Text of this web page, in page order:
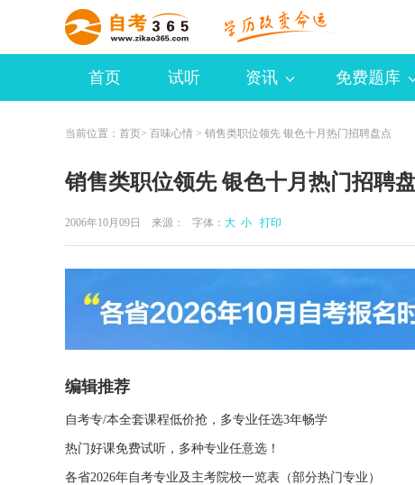
首页 试听 资讯 免费题库
当前位置： 首页> 百味心情 > 销售类职位领先 银色十月热门招聘盘点
销售类职位领先 银色十月热门招聘
2006年10月09日 来源： 字体： 大 小 打印
编辑推荐
自考专/本全套课程低价抢，多专业任选3年畅学
热门好课免费试听，多种专业任意选！
各省2026年自考专业及主考院校一览表（部分热门专业）